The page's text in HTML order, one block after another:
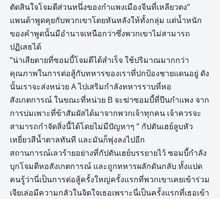
ตัดสินใจโจมตีส่วนหนึ่งของกำแพงเมืองจีนที่เหลียวตง”
แพนด้าพูดคุยกับพวกเขาโดยหันหลังให้ทั้งกลุ่ม แต่น้ำหนัก
ของคำพูดนั้นมีอำนาจเหนือกว่าซึ่งพวกเขาไม่สามารถ
ปฏิเสธได้
“น่าเสียดายที่ซอมบี้โจมตีได้สำเร็จ ใช้ปริมาณมากกว่า
คุณภาพในการต่อสู้กับทหารของเราที่ปกป้องชายแดนอยู่ ดัง
นั้นเราจะส่งหน่วย A ไปเสริมกำลังทหารราบที่หอ
สังเกตการณ์ ในขณะที่หน่วย B จะฆ่าซอมบี้ที่ปีนกำแพง จาก
การบ่มเพาะที่ข้าสัมผัสได้มาจากพวกเจ้าทุกคน เจ้าควรจะ
สามารถกำจัดสิ่งนี้ได้โดยไม่มีปัญหาๆ ” กัปตันเฮย์ลูบหัว
เหยี่ยวสีน้ำตาลทันที และมันก็พุ่งลงไปอีก
สถานการณ์เลวร้ายอย่างที่กัปตันเฮย์บรรยายไว้ ซอมบี้กำลัง
บุกโจมตีหอสังเกตการณ์ และถูกทหารผลักดันกลับ ทั้งแปด
คนรู้ว่านี่เป็นการต่อสู้ครั้งใหญ่ครั้งแรกที่พวกเขาเคยเข้าร่วม
เจียเล่อมีความกลัวในจิตใจเธอเพราะนี่เป็นครั้งแรกที่เธอเข้า